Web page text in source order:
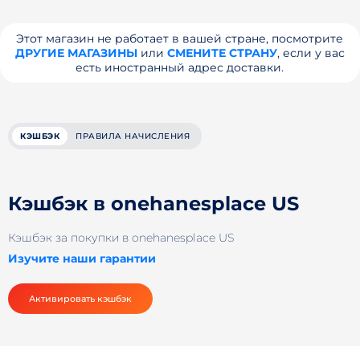
Этот магазин не работает в вашей стране, посмотрите
ДРУГИЕ МАГАЗИНЫили СМЕНИТЕ СТРАНУ, если у вас
есть иностранный адрес доставки.
КЭШБЭК ПРАВИЛА НАЧИСЛЕНИЯ
Кэшбэк в onehanesplace US
Кэшбэк за покупки в onehanesplace US
Изучите наши гарантии
Активировать кэшбэк